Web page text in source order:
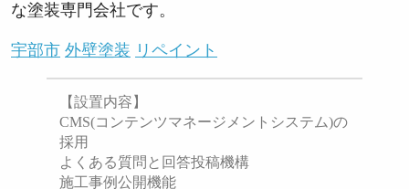
な塗装専門会社です。
宇部市 外壁塗装 リペイント
【設置内容】
CMS(コンテンツマネージメントシステム)の
採用
よくある質問と回答投稿機構
施工事例公開機能